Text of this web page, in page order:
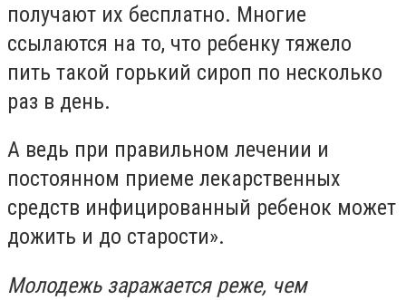
получают их бесплатно. Многие
ссылаются на то, что ребенку тяжело
пить такой горький сироп по несколько
раз в день.
А ведь при правильном лечении и
постоянном приеме лекарственных
средств инфицированный ребенок может
дожить и до старости».
Молодежь заражается реже, чем